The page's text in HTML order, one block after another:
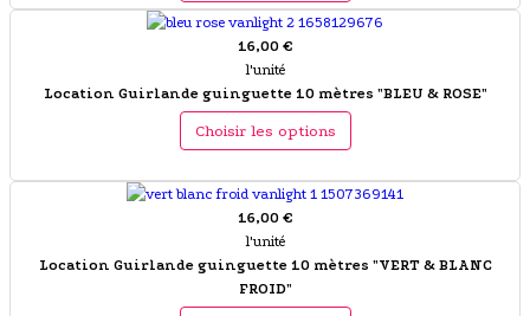
16,00 €
l'unité
Location Guirlande guinguette 10 mètres "BLEU & ROSE"
Choisir les options
16,00 €
l'unité
Location Guirlande guinguette 10 mètres "VERT & BLANC
FROID"